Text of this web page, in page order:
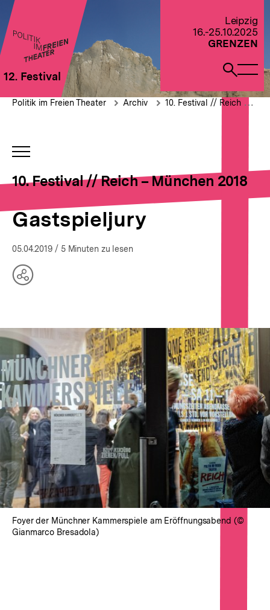
Direkt
zum
Seiteninhalt
springen
12. Festival
Leipzig
16.-25.10.2025
GRENZEN
öffnen
Gastspieljury
Brotkrümelnavigation
Pfadnavigation
Politik im Freien Theater Archiv 10. Festival // Reich – München 2018
INHALTSNAVIGATION
10. Festival // Reich – München 2018
Gastspieljury
05.04.2019 / 5 Minuten zu lesen
Teilen
In
Lightbox
öffnen
Foyer der Münchner Kammerspiele am Eröffnungsabend (©
Gianmarco Bresadola)